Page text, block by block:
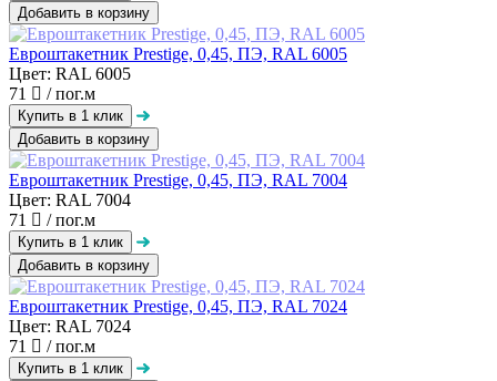
Добавить в корзину
Евроштакетник Prestige, 0,45, ПЭ, RAL 6005
Цвет: RAL 6005
71
/ пог.м
Добавить в корзину
Евроштакетник Prestige, 0,45, ПЭ, RAL 7004
Цвет: RAL 7004
71
/ пог.м
Добавить в корзину
Евроштакетник Prestige, 0,45, ПЭ, RAL 7024
Цвет: RAL 7024
71
/ пог.м